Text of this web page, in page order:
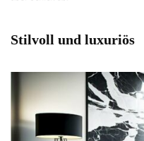
Stilvoll und luxuriös